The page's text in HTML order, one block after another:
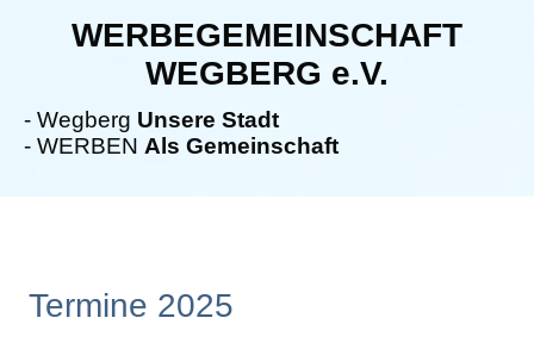
WERBEGEMEINSCHAFT
WEGBERG e.V.
- Wegberg Unsere Stadt
- WERBEN Als Gemeinschaft
Termine 2025